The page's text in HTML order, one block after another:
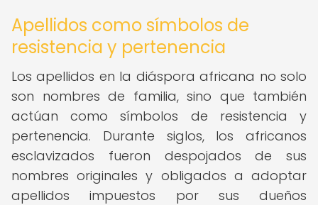
Apellidos como símbolos de
resistencia y pertenencia
Los apellidos en la diáspora africana no solo
son nombres de familia, sino que también
actúan como símbolos de resistencia y
pertenencia. Durante siglos, los africanos
esclavizados fueron despojados de sus
nombres originales y obligados a adoptar
apellidos impuestos por sus dueños